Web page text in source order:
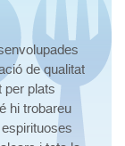
de qualitat
per plats
hi trobareu